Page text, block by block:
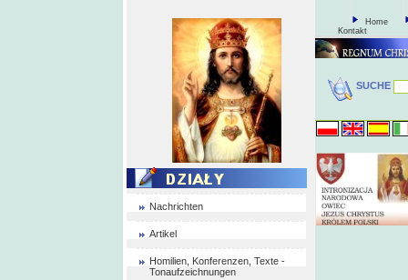
Nachrichten
Artikel
Homilien, Konferenzen, Texte -
Tonaufzeichnungen
Home
Kontakt
SUCHE